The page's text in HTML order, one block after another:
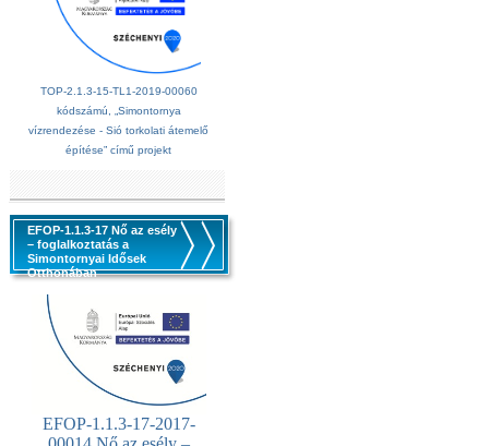
TOP-2.1.3-15-TL1-2019-00060
kódszámú, „Simontornya
vízrendezése - Sió torkolati átemelő
építése” című projekt
EFOP-1.1.3-17 Nő az esély
– foglalkoztatás a
Simontornyai Idősek
Otthonában
EFOP-1.1.3-17-2017-